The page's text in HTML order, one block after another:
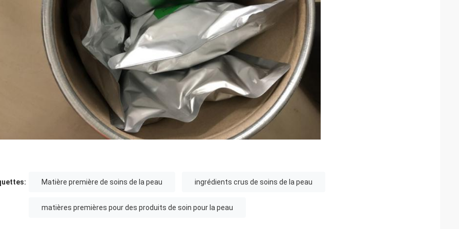
Matière première de soins de la peau ingrédients crus de soins de la peau
matières premières pour des produits de soin pour la peau